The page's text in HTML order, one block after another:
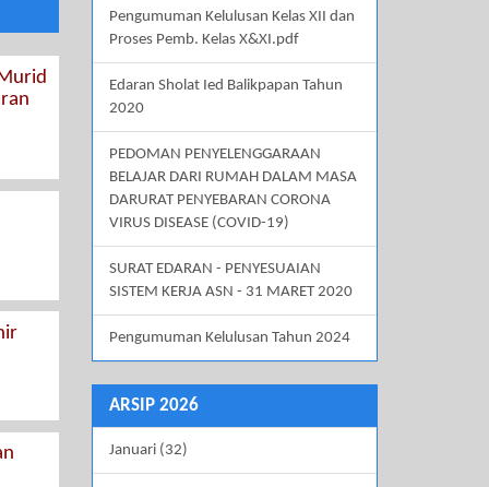
Pengumuman Kelulusan Kelas XII dan
Proses Pemb. Kelas X&XI.pdf
Edaran Sholat Ied Balikpapan Tahun
2020
PEDOMAN PENYELENGGARAAN
BELAJAR DARI RUMAH DALAM MASA
DARURAT PENYEBARAN CORONA
VIRUS DISEASE (COVID-19)
SURAT EDARAN - PENYESUAIAN
SISTEM KERJA ASN - 31 MARET 2020
Pengumuman Kelulusan Tahun 2024
ARSIP 2026
Januari (32)